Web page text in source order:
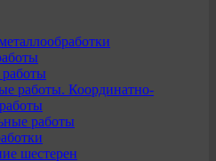
работы. Координатно-
работы
шестерен